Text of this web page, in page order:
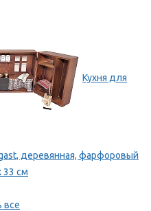
Кухня для
деревянная, фарфоровый
33 см
все